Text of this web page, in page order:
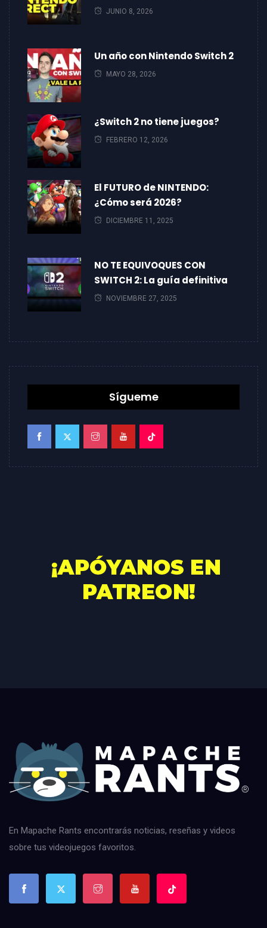
JUNIO 8, 2026
Un año con Nintendo Switch 2
MAYO 28, 2026
¿Switch 2 no tiene juegos?
FEBRERO 12, 2026
El FUTURO de NINTENDO:
¿Cómo será 2026?
DICIEMBRE 11, 2025
NO TE EQUIVOQUES CON
SWITCH 2: La guía definitiva
NOVIEMBRE 27, 2025
Sígueme
En Mapache Rants encontrarás noticias, reseñas y videos
sobre tus videojuegos favoritos.